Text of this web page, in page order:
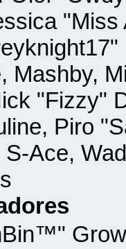
Mashby,
"Fizzy"
Piro
S-Ace,